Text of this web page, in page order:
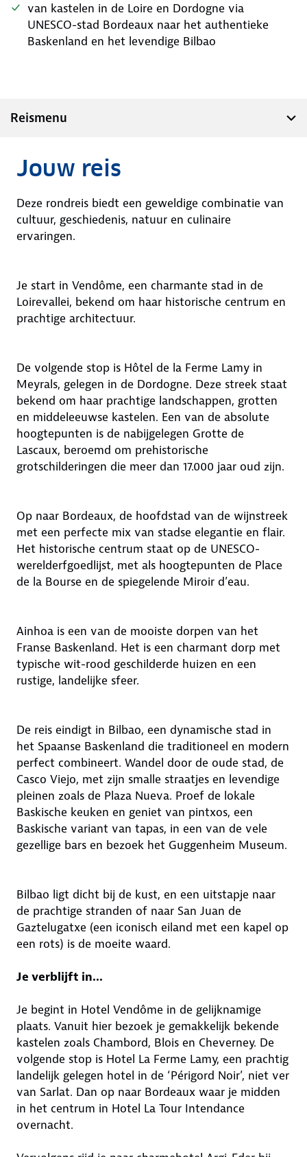
van kastelen in de Loire en Dordogne via
UNESCO-stad Bordeaux naar het authentieke
Baskenland en het levendige Bilbao
Reismenu
Jouw reis
Deze rondreis biedt een geweldige combinatie van
cultuur, geschiedenis, natuur en culinaire
ervaringen.
Je start in Vendôme, een charmante stad in de
Loirevallei, bekend om haar historische centrum en
prachtige architectuur.
De volgende stop is Hôtel de la Ferme Lamy in
Meyrals, gelegen in de Dordogne. Deze streek staat
bekend om haar prachtige landschappen, grotten
en middeleeuwse kastelen. Een van de absolute
hoogtepunten is de nabijgelegen Grotte de
Lascaux, beroemd om prehistorische
grotschilderingen die meer dan 17.000 jaar oud zijn.
Op naar Bordeaux, de hoofdstad van de wijnstreek
met een perfecte mix van stadse elegantie en flair.
Het historische centrum staat op de UNESCO-
werelderfgoedlijst, met als hoogtepunten de Place
de la Bourse en de spiegelende Miroir d’eau.
Ainhoa is een van de mooiste dorpen van het
Franse Baskenland. Het is een charmant dorp met
typische wit-rood geschilderde huizen en een
rustige, landelijke sfeer.
De reis eindigt in Bilbao, een dynamische stad in
het Spaanse Baskenland die traditioneel en modern
perfect combineert. Wandel door de oude stad, de
Casco Viejo, met zijn smalle straatjes en levendige
pleinen zoals de Plaza Nueva. Proef de lokale
Baskische keuken en geniet van pintxos, een
Baskische variant van tapas, in een van de vele
gezellige bars en bezoek het Guggenheim Museum.
Bilbao ligt dicht bij de kust, en een uitstapje naar
de prachtige stranden of naar San Juan de
Gaztelugatxe (een iconisch eiland met een kapel op
een rots) is de moeite waard.
Je verblijft in...
Je begint in Hotel Vendôme in de gelijknamige
plaats. Vanuit hier bezoek je gemakkelijk bekende
kastelen zoals Chambord, Blois en Cheverney. De
volgende stop is Hotel La Ferme Lamy, een prachtig
landelijk gelegen hotel in de ‘Périgord Noir’, niet ver
van Sarlat. Dan op naar Bordeaux waar je midden
in het centrum in Hotel La Tour Intendance
overnacht.